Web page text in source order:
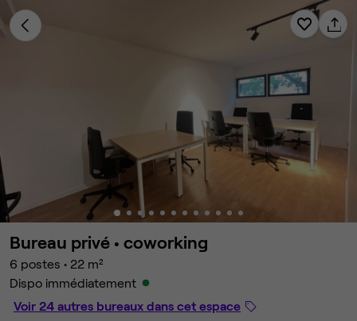
Bureau privé • coworking
6 postes • 22 m²
Dispo immédiatement
Voir 24 autres bureaux dans cet espace